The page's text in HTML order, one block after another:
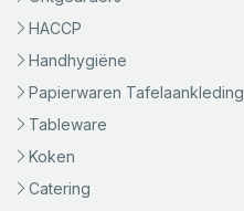
HACCP
Handhygiëne
Papierwaren Tafelaankleding
Tableware
Koken
Catering